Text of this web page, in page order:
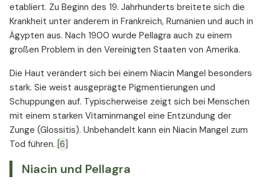
etabliert. Zu Beginn des 19. Jahrhunderts breitete sich die
Krankheit unter anderem in Frankreich, Rumänien und auch in
Ägypten aus. Nach 1900 wurde Pellagra auch zu einem
großen Problem in den Vereinigten Staaten von Amerika.
Die Haut verändert sich bei einem Niacin Mangel besonders
stark. Sie weist ausgeprägte Pigmentierungen und
Schuppungen auf. Typischerweise zeigt sich bei Menschen
mit einem starken Vitaminmangel eine Entzündung der
Zunge (Glossitis). Unbehandelt kann ein Niacin Mangel zum
Tod führen. [6]
Niacin und Pellagra